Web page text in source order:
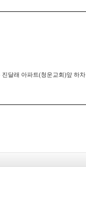
진달래 아파트(청운교회)앞 하차